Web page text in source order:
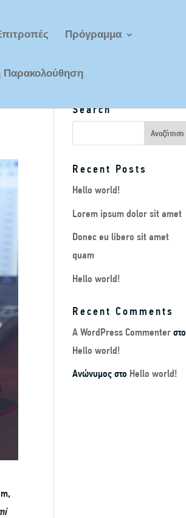
Πρόγραμμα
Παρακολούθηση
Search
Recent Posts
Hello world!
Lorem ipsum dolor sit amet
Donec eu libero sit amet
quam
Hello world!
Recent Comments
A WordPress Commenter στο
Hello world!
Ανώνυμος στο Hello world!